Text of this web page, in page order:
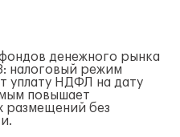
денежного рынка
налоговый режим
уплату НДФЛ на дату
повышает
размещений без